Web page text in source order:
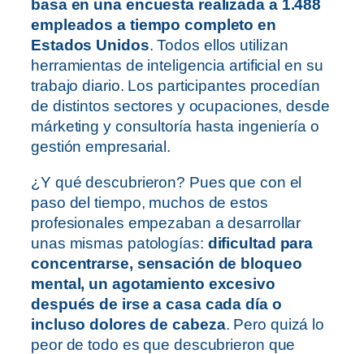
basa en una encuesta realizada a 1.488
empleados a tiempo completo en
Estados Unidos. Todos ellos utilizan
herramientas de inteligencia artificial en su
trabajo diario. Los participantes procedían
de distintos sectores y ocupaciones, desde
márketing y consultoría hasta ingeniería o
gestión empresarial.
¿Y qué descubrieron? Pues que con el
paso del tiempo, muchos de estos
profesionales empezaban a desarrollar
unas mismas patologías: dificultad para
concentrarse, sensación de bloqueo
mental, un agotamiento excesivo
después de irse a casa cada día o
incluso dolores de cabeza. Pero quizá lo
peor de todo es que descubrieron que